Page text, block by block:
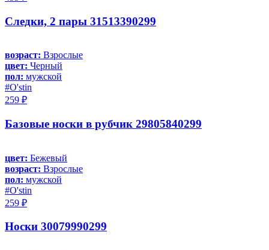
Следки, 2 пары 31513390299
возраст: Взрослые
цвет: Черный
пол: мужской
#O'stin
259 ₽
Базовые носки в рубчик 29805840299
цвет: Бежевый
возраст: Взрослые
пол: мужской
#O'stin
259 ₽
Носки 30079990299